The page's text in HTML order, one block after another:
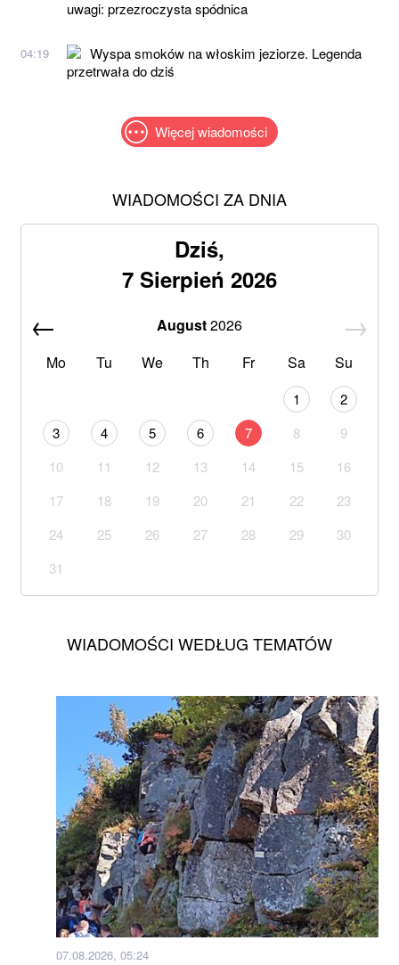
uwagi: przezroczysta spódnica
04:19
Wyspa smoków na włoskim jeziorze. Legenda
przetrwała do dziś
Więcej wiadomości
WIADOMOŚCI ZA DNIA
Dziś,
7 Sierpień 2026
August2026
Mo
Tu We Th Fr Sa Su
1
2
3
4 5 6 7 8
9
10
11 12 13 14 15
16
17
18 19 20 21 22
23
24
25 26 27 28 29
30
31
WIADOMOŚCI WEDŁUG TEMATÓW
07.08.2026, 05:24